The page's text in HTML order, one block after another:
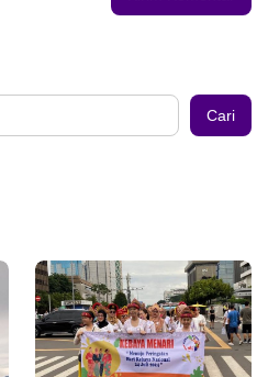
Cari